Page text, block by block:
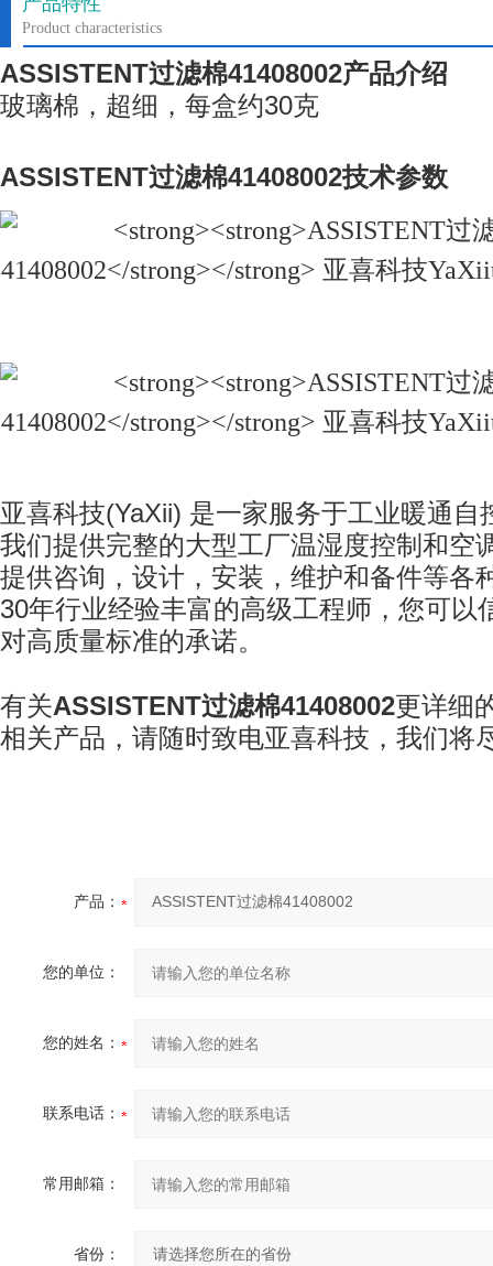
Product characteristics
ASSISTENT过滤棉41408002产品介绍
玻璃棉，超细，每盒约30克
ASSISTENT过滤棉41408002技术参数
亚喜科技(YaXii) 是一家服务于工业暖通自
我们提供完整的大型工厂温湿度控制和空
提供咨询，设计，安装，维护和备件等各
30年行业经验丰富的高级工程师，您可以
对高质量标准的承诺。
有关ASSISTENT过滤棉41408002更详细
相关产品，请随时致电亚喜科技 ，我们将
产品：
您的单位：
您的姓名：
联系电话：
常用邮箱：
省份：